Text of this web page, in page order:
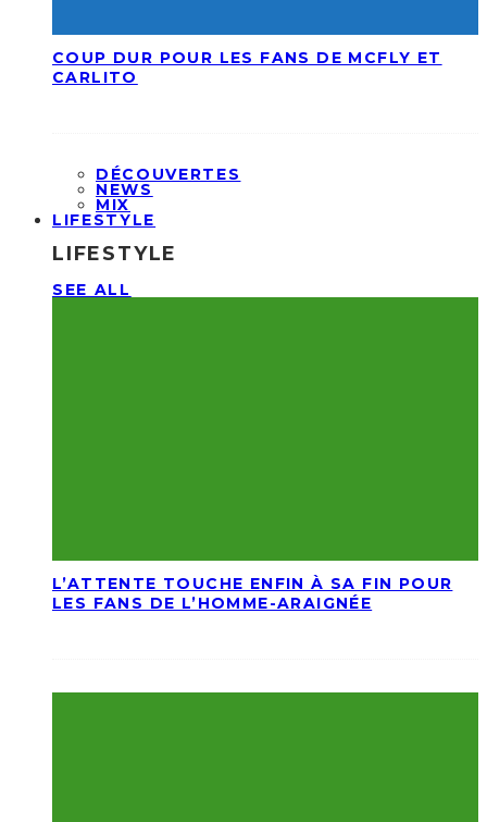
COUP DUR POUR LES FANS DE MCFLY ET
CARLITO
DÉCOUVERTES
NEWS
MIX
LIFESTYLE
LIFESTYLE
SEE ALL
L’ATTENTE TOUCHE ENFIN À SA FIN POUR
LES FANS DE L’HOMME-ARAIGNÉE